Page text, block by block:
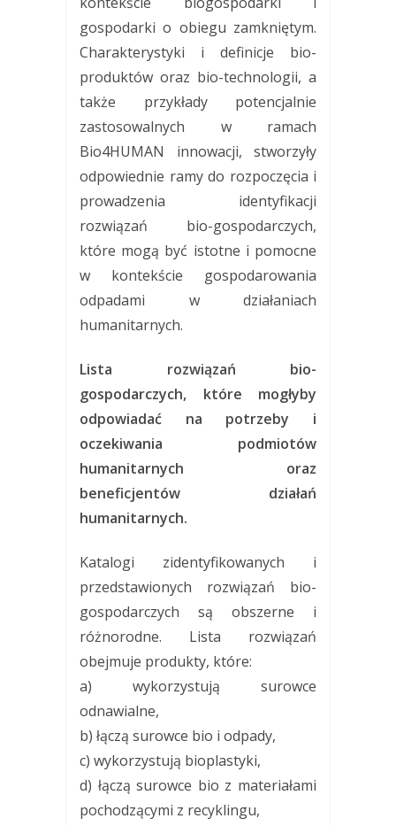
gospodarki o obiegu zamkniętym.
Charakterystyki i definicje bio-
produktów oraz bio-technologii, a
także przykłady potencjalnie
zastosowalnych w ramach
Bio4HUMAN innowacji, stworzyły
odpowiednie ramy do rozpoczęcia i
prowadzenia identyfikacji
rozwiązań bio-gospodarczych,
które mogą być istotne i pomocne
w kontekście gospodarowania
odpadami w działaniach
humanitarnych.
Lista rozwiązań bio-
gospodarczych, które mogłyby
odpowiadać na potrzeby i
oczekiwania podmiotów
humanitarnych oraz
beneficjentów działań
humanitarnych.
Katalogi zidentyfikowanych i
przedstawionych rozwiązań bio-
gospodarczych są obszerne i
różnorodne. Lista rozwiązań
obejmuje produkty, które:
a) wykorzystują surowce
odnawialne,
b) łączą surowce bio i odpady,
c) wykorzystują bioplastyki,
d) łączą surowce bio z materiałami
pochodzącymi z recyklingu,